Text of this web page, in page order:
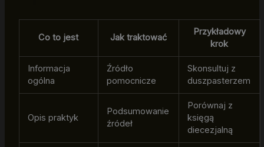
Co to jest Jak traktować
Przykładowy
krok
Informacja
ogólna
Źródło
pomocnicze
Skonsultuj z
duszpasterzem
Opis praktyk
Podsumowanie
źródeł
Porównaj z
księgą
diecezjalną